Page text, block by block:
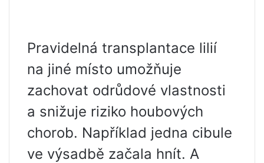
Pravidelná transplantace lilií
na jiné místo umožňuje
zachovat odrůdové vlastnosti
a snižuje riziko houbových
chorob. Například jedna cibule
ve výsadbě začala hnít. A